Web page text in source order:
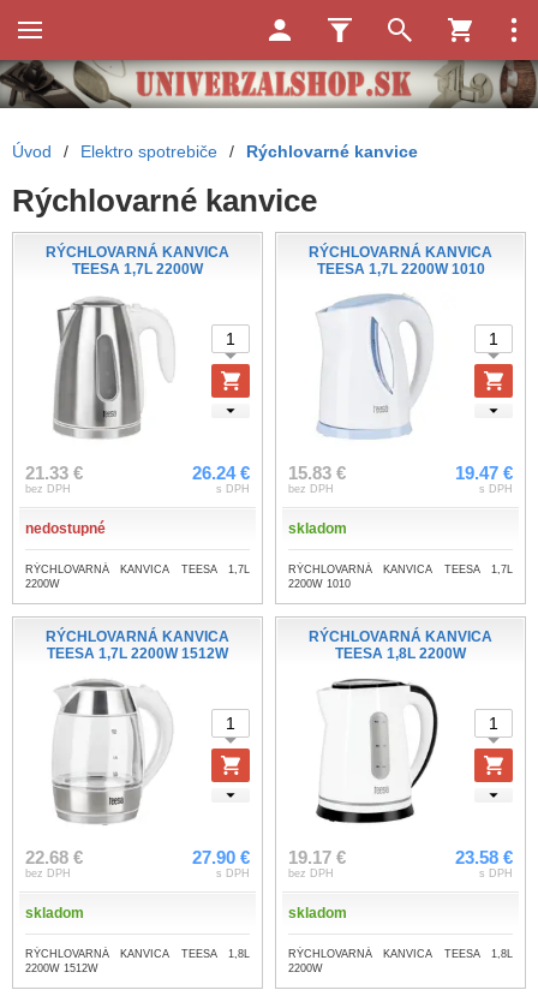
Úvod / Elektro spotrebiče / Rýchlovarné kanvice
Rýchlovarné kanvice
RÝCHLOVARNÁ KANVICA
TEESA 1,7L 2200W
21.33 €
bez DPH
26.24 €
s DPH
nedostupné
RÝCHLOVARNÁ KANVICA TEESA 1,7L
2200W
RÝCHLOVARNÁ KANVICA
TEESA 1,7L 2200W 1010
15.83 €
bez DPH
19.47 €
s DPH
skladom
RÝCHLOVARNÁ KANVICA TEESA 1,7L
2200W 1010
RÝCHLOVARNÁ KANVICA
TEESA 1,7L 2200W 1512W
22.68 €
bez DPH
27.90 €
s DPH
skladom
RÝCHLOVARNÁ KANVICA TEESA 1,8L
2200W 1512W
RÝCHLOVARNÁ KANVICA
TEESA 1,8L 2200W
19.17 €
bez DPH
23.58 €
s DPH
skladom
RÝCHLOVARNÁ KANVICA TEESA 1,8L
2200W